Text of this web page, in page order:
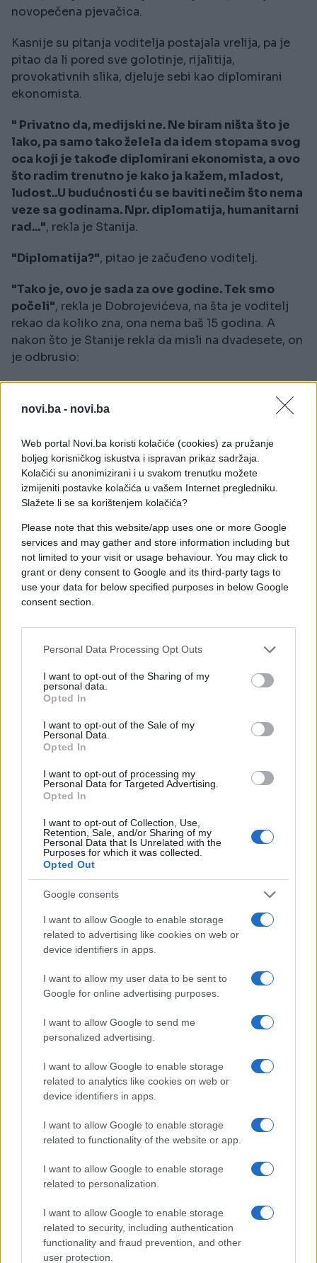
novi.ba - novi.ba
Web portal Novi.ba koristi kolačiće (cookies) za pružanje
boljeg korisničkog iskustva i ispravan prikaz sadržaja.
Kolačići su anonimizirani i u svakom trenutku možete
izmijeniti postavke kolačića u vašem Internet pregledniku.
Slažete li se sa korištenjem kolačića?
Please note that this website/app uses one or more Google
services and may gather and store information including but
not limited to your visit or usage behaviour. You may click to
grant or deny consent to Google and its third-party tags to
use your data for below specified purposes in below Google
consent section.
Personal Data Processing Opt Outs
I want to opt-out of the Sharing of my
personal data.
Opted In
I want to opt-out of the Sale of my
Personal Data.
Opted In
I want to opt-out of processing my
Personal Data for Targeted Advertising.
Opted In
I want to opt-out of Collection, Use,
Retention, Sale, and/or Sharing of my
Personal Data that Is Unrelated with the
Purposes for which it was collected.
Opted Out
Google consents
I want to allow Google to enable storage
related to advertising like cookies on web or
device identifiers in apps.
I want to allow my user data to be sent to
Google for online advertising purposes.
I want to allow Google to send me
personalized advertising.
I want to allow Google to enable storage
related to analytics like cookies on web or
device identifiers in apps.
I want to allow Google to enable storage
related to functionality of the website or app.
I want to allow Google to enable storage
related to personalization.
I want to allow Google to enable storage
related to security, including authentication
functionality and fraud prevention, and other
user protection.
novopečena pjevačica.
Kasnije su pitanja voditelja postajala vrelija, pa je
pitao da li pored sve golotinje, rijalitija,
provokativnih slika, djeluje sebi kao diplomirani
ekonomista.
" Privatno da, medijski ne. Ne biram ništa što je
lako, pa samo tako želela da idem stopama svog
oca koji je takođe diplomirani ekonomista, a ovo
što radim trenutno je kako ja kažem, mladost,
ludost..U budućnosti ću se baviti nečim što nema
veze sa godinama. Npr. diplomatija, humanitarni
rad...", rekla je Stanija.
"Diplomatija?", pitao je začuđeno voditelj.
"Tako je, ovo je sada za ove godine. Tek smo
počeli", rekla je Dobrojevićeva, na šta je voditelj
rekao da koliko zna, ona nema baš 15 godina. A
nakon što je Stanije rekla da misli na dvadesete, on
je odbrusio:
našoj državi, ali i kako da studenti dođu do uspjeha.
"Uvijek sam imala desetke i otišla sam u Ameriku
da radim. Tamo je bila plata 1000 dolara
nedjeljno, a to je za jednog studenta velika plata
cifru da sebi mogu da kupim lap top i novi
automobil. To bih savjetovala studentima. Ko se
ne stidi rada, on će da radi i uči. To sam naučila od
roditelja,a to je kućno vaspitanje, to je bitno",
rekla je Dobrojevićeva.
#starleta #Stanija Dobrojević
#Srđan Predojević